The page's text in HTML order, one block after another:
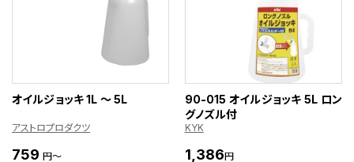
オイルジョッキ 1L ～ 5L
アストロプロダクツ
759 円～
90-015 オイルジョッキ 5L ロン
グノズル付
KYK
1,386円